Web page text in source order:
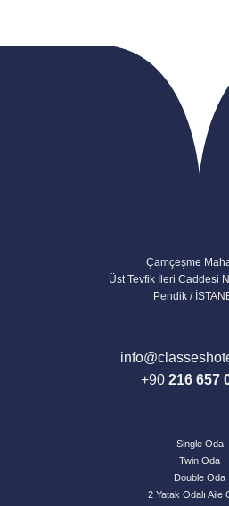
Çamçeşme
Üst Tevfik İleri Caddesi
Pendik /
+90 216 657
Single Oda
Twin Oda
Double Oda
2 Yatak Odalı Aile